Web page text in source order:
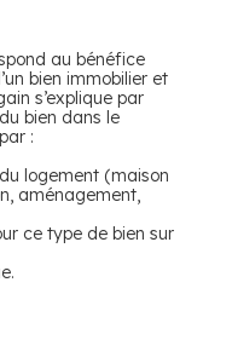
au bénéfice
bien immobilier et
s’explique par
bien dans le
:
logement (maison
aménagement,
ce type de bien sur